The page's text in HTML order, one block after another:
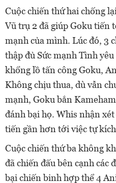
Cuộc chiến thứ hai chống
Vũ trụ 2 đã giúp Goku tiến
mạnh của mình. Lúc đó, 3
thập đủ Sức mạnh Tình
khổng lồ tấn công Goku,
Không chịu thua, dù vẫn
mạnh, Goku bắn
đánh bại họ. Whis nhận
tiến gần hơn tới việc tự
Cuộc chiến thứ ba không
đã chiến đấu bên cạnh các
bại chiến binh hợp thể 4